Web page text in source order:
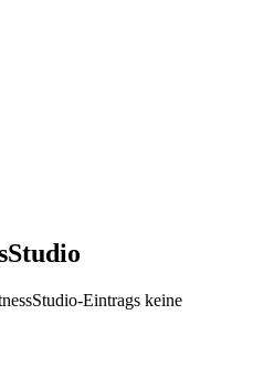
Eintrags keine